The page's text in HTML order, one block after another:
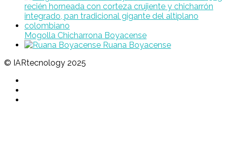
Mogolla Chicharrona Boyacense
Ruana Boyacense
© IARtecnology 2025